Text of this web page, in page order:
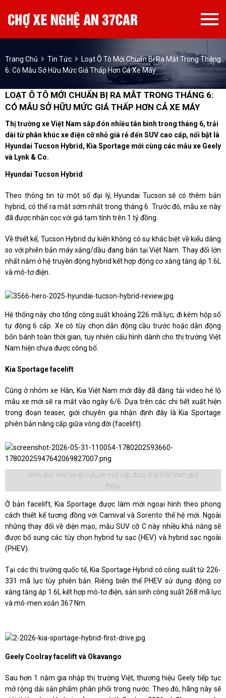
Trang Chủ Tin Tức
Loạt Ô Tô Mới Chuẩn Bị Ra Mắt Trong Tháng
6: Có Mẫu Sở Hữu Mức Giá Thấp Hơn Cả Xe Máy
LOẠT Ô TÔ MỚI CHUẨN BỊ RA MẮT TRONG THÁNG 6:
CÓ MẪU SỞ HỮU MỨC GIÁ THẤP HƠN CẢ XE MÁY
Thị trường xe Việt Nam sắp đón nhiều tân binh trong tháng 6, trải
dài từ phân khúc xe điện cỡ nhỏ giá rẻ đến SUV cao cấp, nổi bật là
Hyundai Tucson Hybrid, Kia Sportage mới cùng các mẫu xe Geely
và Lynk & Co.
Hyundai Tucson Hybrid
Theo thông tin từ một số đại lý, Hyundai Tucson sẽ có thêm bản
hybrid, có thể ra mắt sớm nhất trong tháng 6. Trước đó, mẫu xe này
đã được nhận cọc với giá tạm tính trên 1 tỷ đồng.
Về thiết kế, Tucson Hybrid dự kiến không có sự khác biệt về kiểu dáng
so với phiên bản máy xăng/dầu đang bán tại Việt Nam. Thay đổi lớn
nhất nằm ở hệ truyền động hybrid kết hợp động cơ xăng tăng áp 1.6L
và mô-tơ điện.
Hệ thống này cho tổng công suất khoảng 226 mã lực, đi kèm hộp số
tự động 6 cấp. Xe có tùy chọn dẫn động cầu trước hoặc dẫn động
bốn bánh toàn thời gian, tuy nhiên cấu hình dành cho thị trường Việt
Nam hiện chưa được công bố.
Kia Sportage facelift
Cũng ở nhóm xe Hàn, Kia Việt Nam mới đây đã đăng tải video hé lộ
mẫu xe mới sẽ ra mắt vào ngày 6/6. Dựa trên các chi tiết xuất hiện
trong đoạn teaser, giới chuyên gia nhận định đây là Kia Sportage
phiên bản nâng cấp giữa vòng đời (facelift).
Hình ảnh 'nhá hàng' mẫu xe mới sắp được Kia Việt Nam giới
thiệu.
Ở bản facelift, Kia Sportage được làm mới ngoại hình theo phong
cách thiết kế tương đồng với Carnival và Sorento thế hệ mới. Ngoài
những thay đổi về diện mạo, mẫu SUV cỡ C này nhiều khả năng sẽ
được bổ sung các tùy chọn hybrid tự sạc (HEV) và hybrid sạc ngoài
(PHEV).
Tại các thị trường quốc tế, Kia Sportage Hybrid có công suất từ 226-
331 mã lực tùy phiên bản. Riêng biến thể PHEV sử dụng động cơ
xăng tăng áp 1.6L kết hợp mô-tơ điện, sản sinh công suất 268 mã lực
và mô-men xoắn 367 Nm.
Geely Coolray facelift và Okavango
Sau hơn 1 năm gia nhập thị trường Việt, thương hiệu Geely tiếp tục
mở rộng dải sản phẩm phân phối trong nước. Theo đó, hãng này sẽ